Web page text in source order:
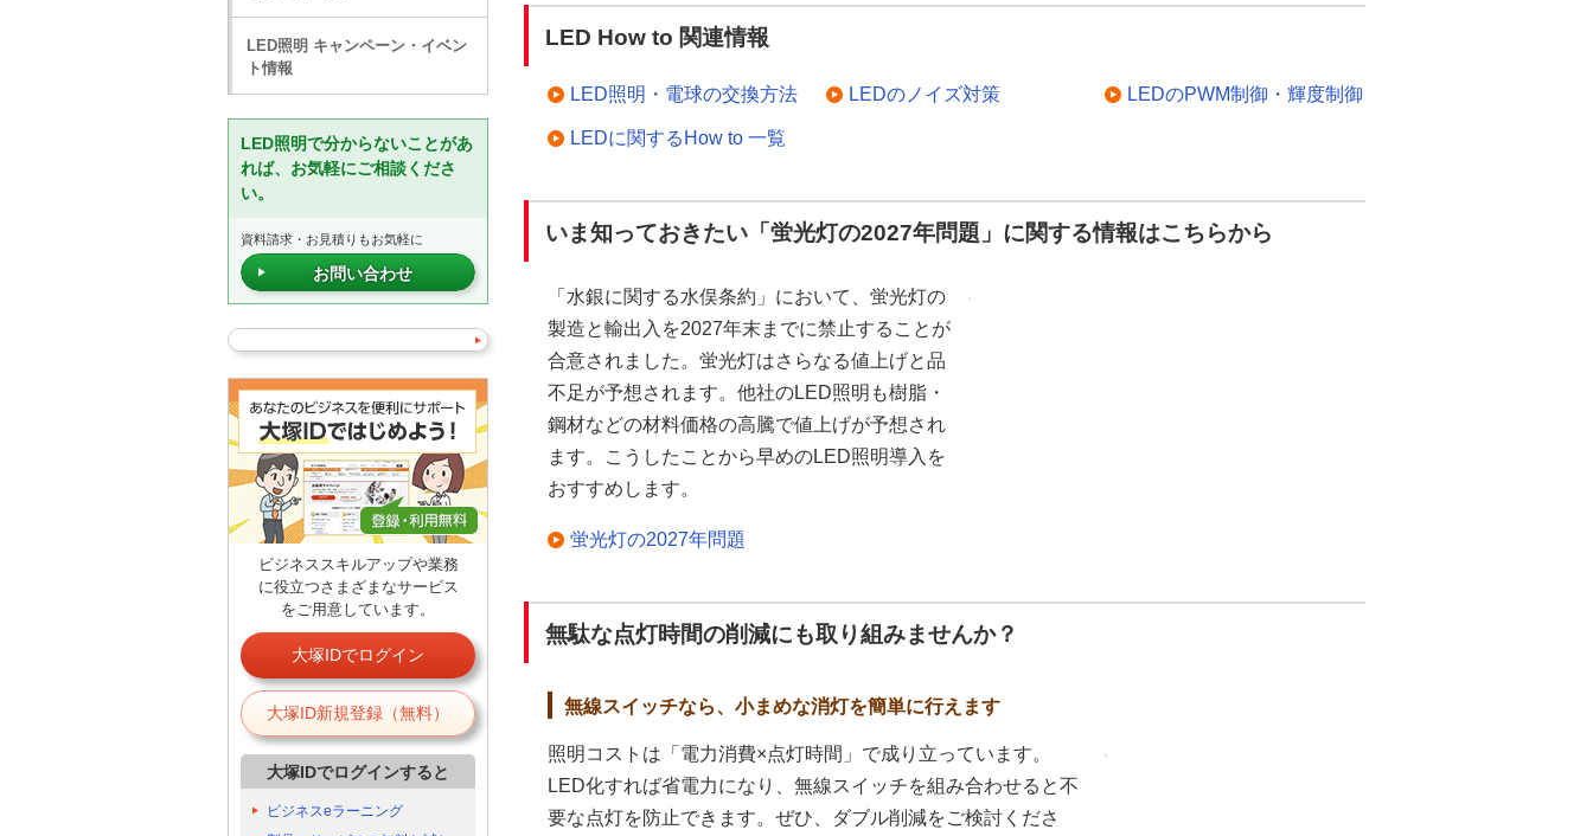
LED How to 関連情報
LED照明・電球の交換方法 LEDのノイズ対策 LEDのPWM制御・輝度制御
LEDに関するHow to 一覧
いま知っておきたい「蛍光灯の2027年問題」に関する情報はこちらから
「水銀に関する水俣条約」において、蛍光灯の
製造と輸出入を2027年末までに禁止することが
合意されました。蛍光灯はさらなる値上げと品
不足が予想されます。他社のLED照明も樹脂・
鋼材などの材料価格の高騰で値上げが予想され
ます。こうしたことから早めのLED照明導入を
おすすめします。
蛍光灯の2027年問題
無駄な点灯時間の削減にも取り組みませんか？
無線スイッチなら、小まめな消灯を簡単に行えます
照明コストは「電力消費×点灯時間」で成り立っています。
LED化すれば省電力になり、無線スイッチを組み合わせると不
要な点灯を防止できます。ぜひ、ダブル削減をご検討くださ
LED照明 キャンペーン・イベン
ト情報
LED照明で分からないことがあ
れば、お気軽にご相談くださ
い。
資料請求・お見積りもお気軽に
お問い合わせ
ビジネススキルアップや業務
に役立つさまざまなサービス
をご用意しています。
大塚IDでログイン
大塚ID新規登録（無料）
大塚IDでログインすると
ビジネスeラーニング